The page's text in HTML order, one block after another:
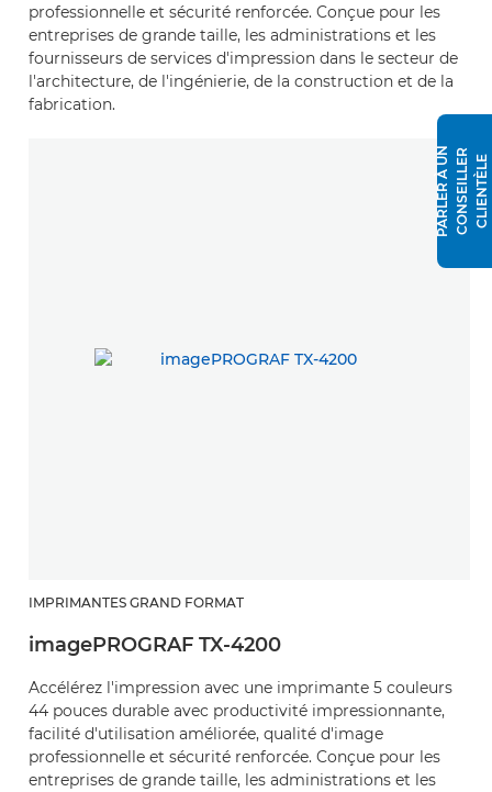
professionnelle et sécurité renforcée. Conçue pour les
entreprises de grande taille, les administrations et les
fournisseurs de services d'impression dans le secteur de
l'architecture, de l'ingénierie, de la construction et de la
fabrication.
IMPRIMANTES GRAND FORMAT
imagePROGRAF TX-4200
Accélérez l'impression avec une imprimante 5 couleurs
44 pouces durable avec productivité impressionnante,
facilité d'utilisation améliorée, qualité d'image
professionnelle et sécurité renforcée. Conçue pour les
entreprises de grande taille, les administrations et les
P
A
R
L
E
R
À U
N
C
O
N
S
E
I
L
L
E
R
C
L
I
E
N
T
È
L E